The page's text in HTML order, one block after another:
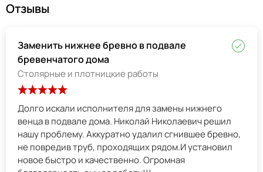
Отзывы
Заменить нижнее бревно в подвале
бревенчатого дома
Столярные и плотницкие работы
Долго искали исполнителя для замены нижнего
венца в подвале дома. Николай Николаевич решил
нашу проблему. Аккуратно удалил сгнившее бревно,
не повредив труб, проходящих рядом.И установил
новое быстро и качественно. Огромная